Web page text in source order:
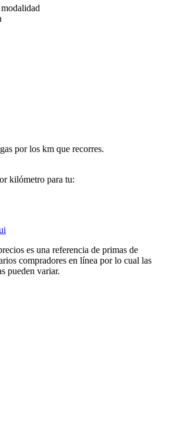
por los km que recorres.
kilómetro para tu:
es una referencia de primas de
compradores en línea por lo cual las
pueden variar.